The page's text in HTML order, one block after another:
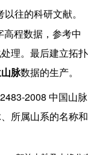
以往的科研文献。
高程数据，参考中
理。最后建立拓扑
脉数据的生产。
2008 中国山脉
所属山系的名称和